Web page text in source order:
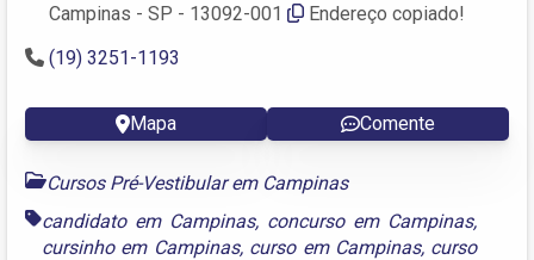
Campinas - SP - 13092-001
Endereço copiado!
(19) 3251-1193
Mapa Comente
Cursos Pré-Vestibular em Campinas
candidato em Campinas, concurso em Campinas,
cursinho em Campinas, curso em Campinas, curso